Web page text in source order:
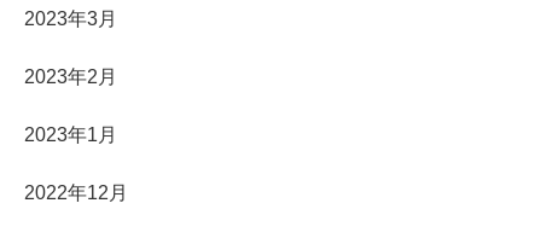
2023年3月
2023年2月
2023年1月
2022年12月